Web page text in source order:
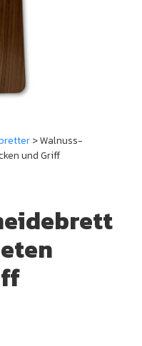
> Walnuss-
und Griff